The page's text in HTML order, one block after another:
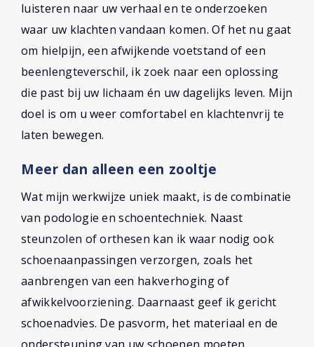
luisteren naar uw verhaal en te onderzoeken
waar uw klachten vandaan komen. Of het nu gaat
om hielpijn, een afwijkende voetstand of een
beenlengteverschil, ik zoek naar een oplossing
die past bij uw lichaam én uw dagelijks leven. Mijn
doel is om u weer comfortabel en klachtenvrij te
laten bewegen.
Meer dan alleen een zooltje
Wat mijn werkwijze uniek maakt, is de combinatie
van podologie en schoentechniek. Naast
steunzolen of orthesen kan ik waar nodig ook
schoenaanpassingen verzorgen, zoals het
aanbrengen van een hakverhoging of
afwikkelvoorziening. Daarnaast geef ik gericht
schoenadvies. De pasvorm, het materiaal en de